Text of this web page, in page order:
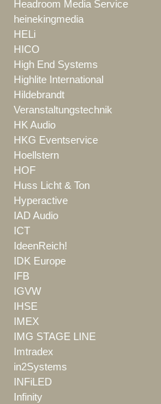
Headroom Media Service
heinekingmedia
HELi
HICO
High End Systems
Highlite International
Hildebrandt
Veranstaltungstechnik
HK Audio
HKG Eventservice
Hoellstern
HOF
Huss Licht & Ton
Hyperactive
IAD Audio
ICT
IdeenReich!
IDK Europe
IFB
IGVW
IHSE
IMEX
IMG STAGE LINE
Imtradex
in2Systems
INFiLED
Infinity